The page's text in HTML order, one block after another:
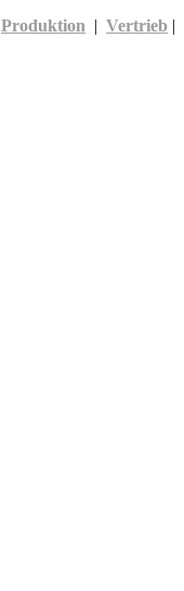
Produktion | Vertrieb |